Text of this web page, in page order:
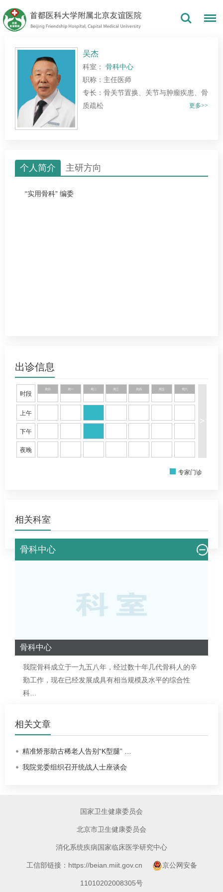
吴杰
科室： 骨科中心
职称：主任医师
专长：骨关节置换、关节与肿瘤疾患、骨
质疏松
更多>>
个人简介 主研方向
“实用骨科” 编委
出诊信息
时段
上午
下午
夜晚
周日 周一 周三 周四 周五 周六
>
专家门诊
相关科室
骨科中心
骨科中心
我院骨科成立于一九五八年，经过数十年几代骨科人的辛
勤工作，现在已经发展成具有相当规模及水平的综合性
科…
相关文章
精准矫形助古稀老人告别“K型腿” …
我院党委组织召开统战人士座谈会
国家卫生健康委员会
北京市卫生健康委员会
消化系统疾病国家临床医学研究中心
工信部链接：https://beian.miit.gov.cn 京公网安备
11010202008305号